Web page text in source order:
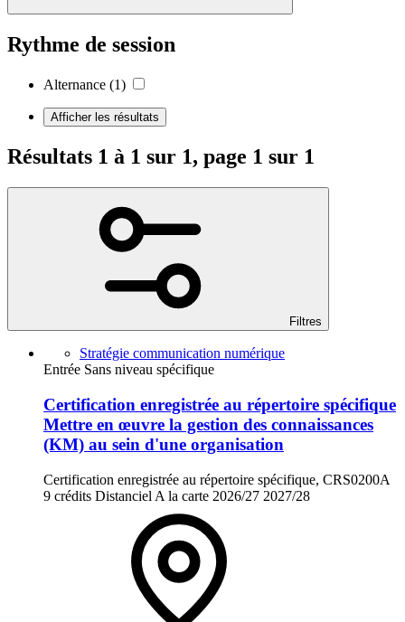
Rythme de session
Alternance (1)
Afficher les résultats
Résultats 1 à 1 sur 1, page 1 sur 1
Filtres
Stratégie communication numérique
Entrée Sans niveau spécifique
Certification enregistrée au répertoire spécifique
Mettre en œuvre la gestion des connaissances
(KM) au sein d'une organisation
Certification enregistrée au répertoire spécifique, CRS0200A
9 crédits Distanciel A la carte 2026/27 2027/28